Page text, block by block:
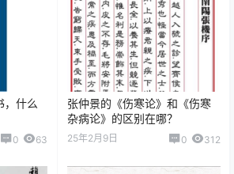
，什么
0 63
张仲景的《伤寒论》和《伤寒
杂病论》的区别在哪？
25年2月9日 0 312